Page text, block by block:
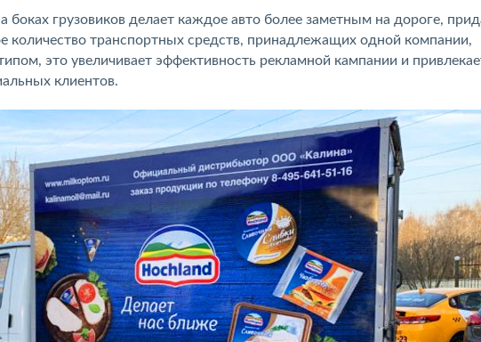
грузовиков делает каждое авто более заметным на дороге,
количество транспортных средств, принадлежащих одной компании,
это увеличивает эффективность рекламной кампании и
клиентов.